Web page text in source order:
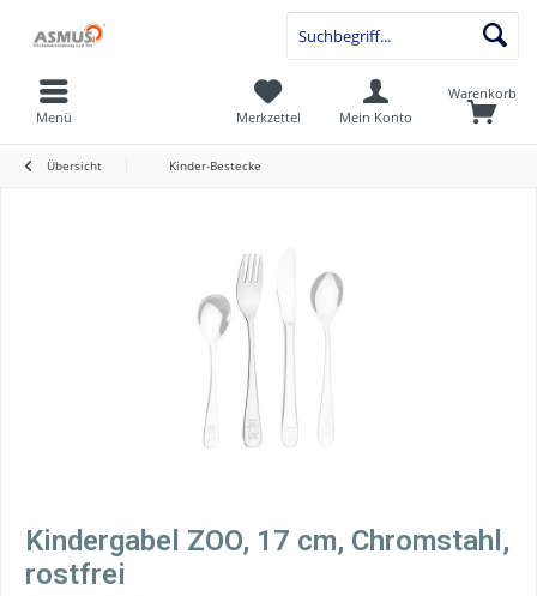
Warenkorb
Merkzettel
Mein Konto
Menü
Übersicht Kinder-Bestecke
Kindergabel ZOO, 17 cm, Chromstahl,
rostfrei